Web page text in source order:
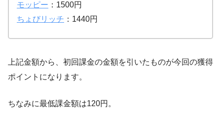
モッピー ：1500円
ちょびリッチ ：1440円
上記金額から、初回課金の金額を引いたものが今回の獲得
ポイントになります。
ちなみに最低課金額は120円。